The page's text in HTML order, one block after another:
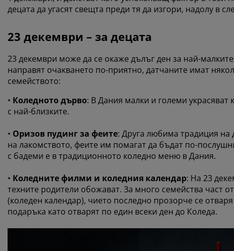
децата да угасят свещта преди тя да изгори, надолу в
23 декември – за децата
23 декември може да се окаже дълъг ден за най-
направят очакването по-приятно, датчаните имат
семейството:
• Коледното дърво: В Дания малки и големи
с най-близките.
• Оризов пудинг за феите: Друга любима традиция на
на лакомството, феите им помагат да бъдат по-
с бадеми е в традиционното коледно меню в Дания.
• Коледните филми и коледния календар: На 23
техните родители обожават. За много семейства част
(коледен календар), чието последно прозорче се
подаръка като отварят по един всеки ден до Коледа.